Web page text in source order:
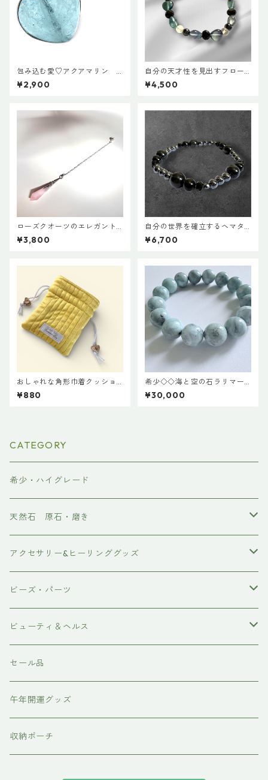
包み込む愛♡アクアマリン
ハートペンダント
¥2,900
自分の天才性を見出すフロー
ライトのブレスレット 16cm
¥4,500
ローズクオーツのエレガント
ペンデュラム
¥3,800
自分の世界を確立するヘマタ
イトのグラウンディングブレ
スレット 18cm
¥6,700
おしゃれな角形巾着クッショ
ンポーチ◇イエロー
¥880
希少◇◇海と空の石ラリマー
（ドミニカ産）12mm玉
¥30,000
CATEGORY
希少・ハイグレード
天然石 原石・磨き
原石
ポイント
磨き
アクセサリー&ヒーリンググッズ
ブレスレット
ネックレス・ペンダント
ピアス・イアリング
スピリチュアルグッズ
ビーズ・パーツ
天然石ビーズ
天使の羽シリーズ
各種パーツ
ビューティ＆ヘルス
ドテラ doTERRA
テラヘルツ・ホルミシス
セール品
午年開運グッズ
収納ポーチ